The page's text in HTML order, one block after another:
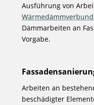
Ausführung von
Dämmarbeiten an
Vorgabe.
Arbeiten an
beschädigter